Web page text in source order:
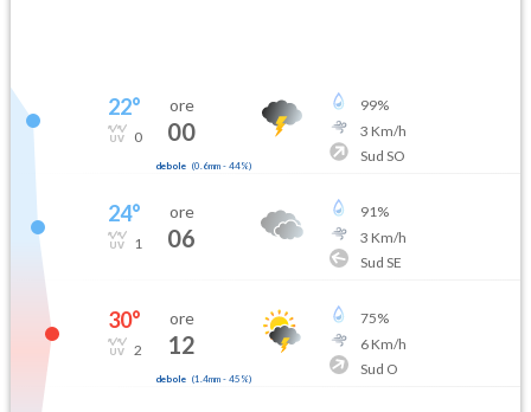
22°
0
ore
00
debole (0.6mm- 44%)
99%
3 Km/h
Sud SO
24°
1
ore
06
91%
3 Km/h
Sud SE
30°
2
ore
12
debole (1.4mm- 45 %)
75%
6Km/h
Sud O